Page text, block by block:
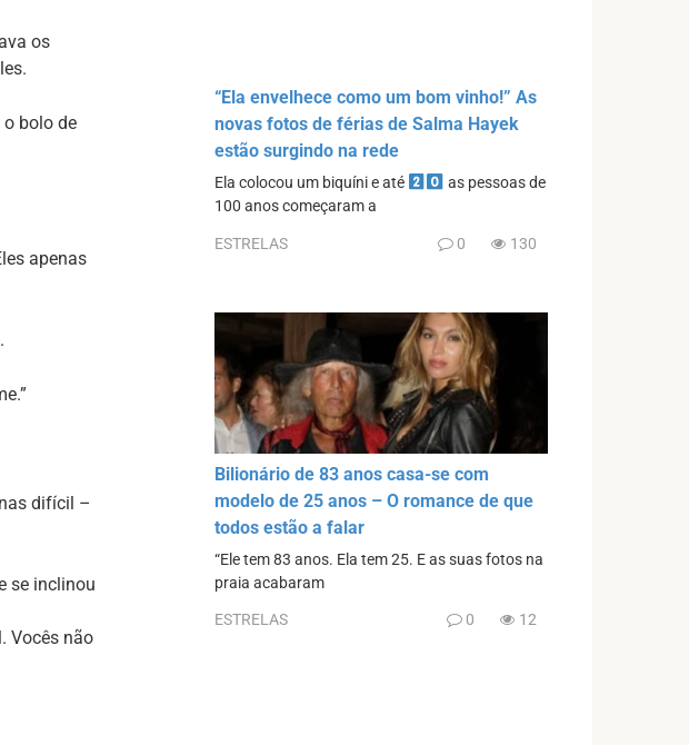
os
bolo de
apenas
difícil –
se inclinou
Vocês não
“Ela envelhece como um bom vinho!” As
novas fotos de férias de Salma Hayek
estão surgindo na rede
Ela colocou um biquíni e até
as pessoas de
100 anos começaram a
ESTRELAS 0 130
Bilionário de 83 anos casa-se com
modelo de 25 anos – O romance de que
todos estão a falar
“Ele tem 83 anos. Ela tem 25. E as suas fotos na
praia acabaram
ESTRELAS 0 12